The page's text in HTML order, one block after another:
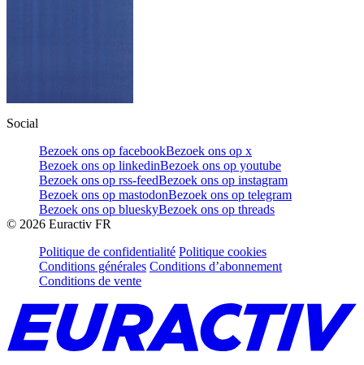
Social
Bezoek ons op facebookBezoek ons op x
Bezoek ons op linkedinBezoek ons op youtube
Bezoek ons op rss-feedBezoek ons op instagram
Bezoek ons op mastodonBezoek ons op telegram
Bezoek ons op blueskyBezoek ons op threads
© 2026 Euractiv FR
Politique de confidentialité Politique cookies
Conditions générales Conditions d’abonnement
Conditions de vente